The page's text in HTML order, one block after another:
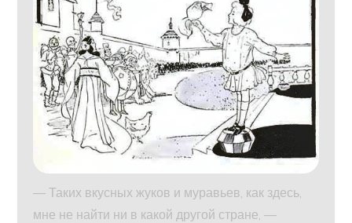
— Таких вкусных жуков и муравьев, как здесь,
мне не найти ни в какой другой стране, —